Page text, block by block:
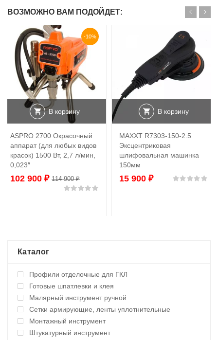
ВОЗМОЖНО ВАМ ПОДОЙДЕТ:
-10%
В корзину
ASPRO 2700 Окрасочный
аппарат (для любых видов
красок) 1500 Вт, 2,7 л/мин,
0,023″
114 900₽
102 900 ₽
В корзину
MAXXT R7303-150-2.5
Эксцентриковая
шлифовальная машинка
150мм
15 900 ₽
Каталог
Профили отделочные для ГКЛ
Готовые шпатлевки и клея
Малярный инструмент ручной
Сетки армирующие, ленты уплотнительные
Монтажный инструмент
Штукатурный инструмент